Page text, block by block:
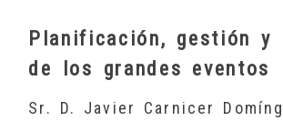
Planificación, gestión y
de los grandes eventos
Sr. D. Javier Carnicer